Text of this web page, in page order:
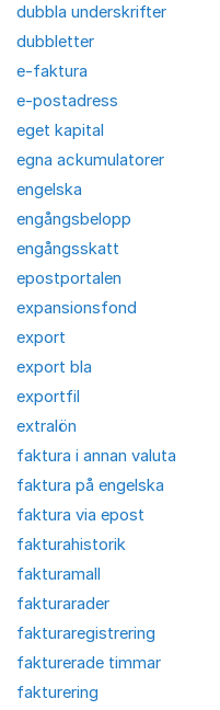
dubbla underskrifter
dubbletter
e-faktura
e-postadress
eget kapital
egna ackumulatorer
engelska
engångsbelopp
engångsskatt
epostportalen
expansionsfond
export
export bla
exportfil
extralön
faktura i annan valuta
faktura på engelska
faktura via epost
fakturahistorik
fakturamall
fakturarader
fakturaregistrering
fakturerade timmar
fakturering